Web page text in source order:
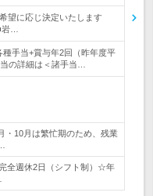
望に応じ決定いたします
…
種手当+賞与年2回（昨年度平
の詳細は＜諸手当…
・10月は繁忙期のため、残業
週休2日（シフト制）☆年